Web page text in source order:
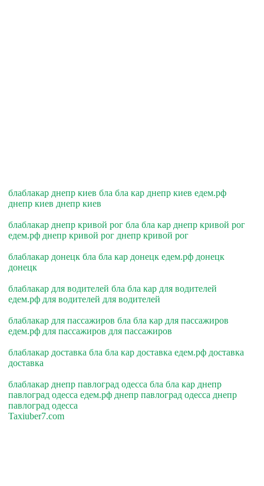
блаблакар днепр киев бла бла кар днепр киев едем.рф
днепр киев днепр киев
блаблакар днепр кривой рог бла бла кар днепр кривой рог
едем.рф днепр кривой рог днепр кривой рог
блаблакар донецк бла бла кар донецк едем.рф донецк
донецк
блаблакар для водителей бла бла кар для водителей
едем.рф для водителей для водителей
блаблакар для пассажиров бла бла кар для пассажиров
едем.рф для пассажиров для пассажиров
блаблакар доставка бла бла кар доставка едем.рф доставка
доставка
блаблакар днепр павлоград одесса бла бла кар днепр
павлоград одесса едем.рф днепр павлоград одесса днепр
павлоград одесса
Taxiuber7.com